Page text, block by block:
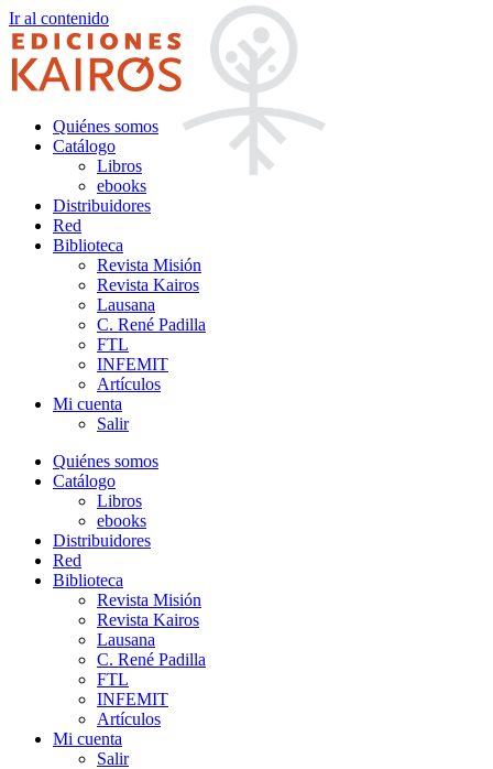
Ir al contenido
Quiénes somos
Catálogo
Libros
ebooks
Distribuidores
Red
Biblioteca
Revista Misión
Revista Kairos
Lausana
C. René Padilla
FTL
INFEMIT
Artículos
Mi cuenta
Salir
Quiénes somos
Catálogo
Libros
ebooks
Distribuidores
Red
Biblioteca
Revista Misión
Revista Kairos
Lausana
C. René Padilla
FTL
INFEMIT
Artículos
Mi cuenta
Salir